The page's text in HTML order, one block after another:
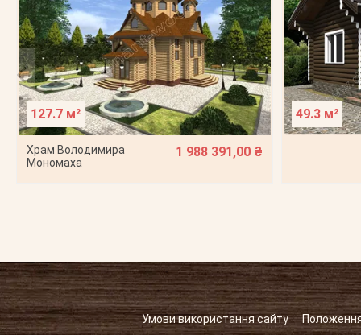
127.7 м²
Храм Володимира
Мономаха
1 988 391,00 ₴
49.3 м²
Умови використання сайту